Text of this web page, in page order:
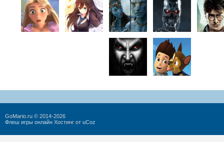
GoMario.ru © 2014-2026
Флеш игры онлайн Хостинг от uCoz